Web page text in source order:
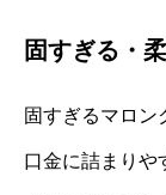
固すぎる・
固すぎるマロン
口金に詰まりや